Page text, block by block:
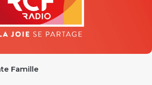
Famille